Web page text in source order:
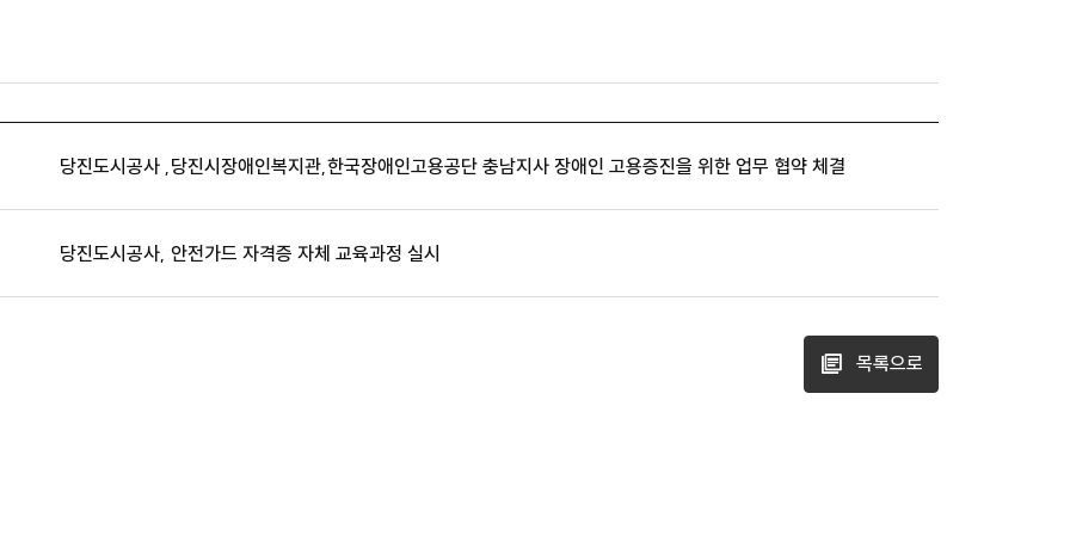
당진도시공사 ,당진시장애인복지관,한국장애인고용공단 충남지사 장애인 고용증진을 위한 업무 협약 체결
당진도시공사, 안전가드 자격증 자체 교육과정 실시
목록으로